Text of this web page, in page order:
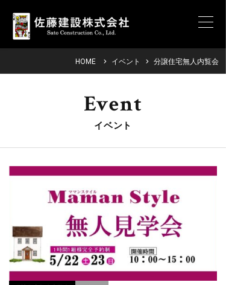
HOME イベント 分譲住宅無人内覧会
Event
イベント